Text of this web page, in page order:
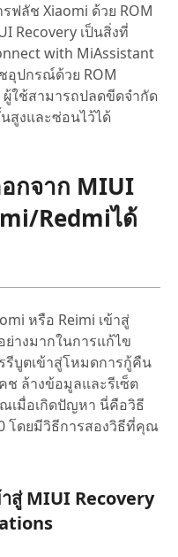
ฟลัช Xiaomi ด้วย ROM
Recovery เป็นสิ่งที่
with MiAssistant
อุปกรณ์ด้วย ROM
ผู้ใช้สามารถปลดขีดจำกัด
สูงและซ่อนไว้ได้
กจาก MIUI
Redmiได้
หรือ Reimi เข้าสู่
างมากในการแก้ไข
บูตเข้าสู่โหมดการกู้คืน
ล้างข้อมูลและรีเซ็ต
เมื่อเกิดปัญหา นี่คือวิธี
โดยมีวิธีการสองวิธีที่คุณ
สู่ MIUI Recovery